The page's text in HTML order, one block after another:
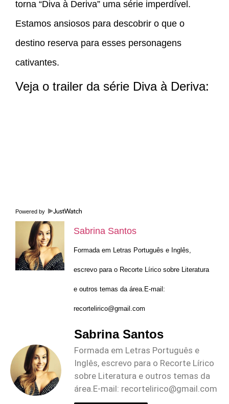
torna “Diva à Deriva” uma série imperdível.
Estamos ansiosos para descobrir o que o
destino reserva para esses personagens
cativantes.
Veja o trailer da série Diva à Deriva:
Powered by
Sabrina Santos
Formada em Letras Português e Inglês,
escrevo para o Recorte Lírico sobre Literatura
e outros temas da área.E-mail:
recortelirico@gmail.com
Sabrina Santos
Formada em Letras Português e
Inglês, escrevo para o Recorte Lírico
sobre Literatura e outros temas da
área.E-mail: recortelirico@gmail.com